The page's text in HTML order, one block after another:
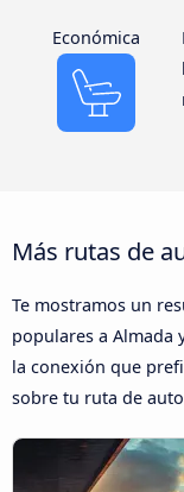
Económica
Más rutas de
Te mostramos un
populares a Almada
la conexión que
sobre tu ruta de